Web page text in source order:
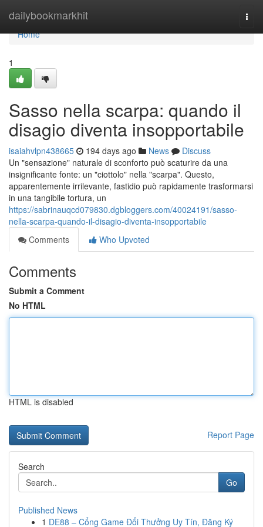
dailybookmarkhit
Home
Home
1
Sasso nella scarpa: quando il
disagio diventa insopportabile
isaiahvlpn438665 194 days ago News
Discuss
Un "sensazione" naturale di sconforto può scaturire da una
insignificante fonte: un "ciottolo" nella "scarpa". Questo,
apparentemente irrilevante, fastidio può rapidamente trasformarsi
in una tangibile tortura, un
https://sabrinauqcd079830.dgbloggers.com/40024191/sasso-
nella-scarpa-quando-il-disagio-diventa-insopportabile
Comments
Who Upvoted
Comments
Submit a Comment
No HTML
HTML is disabled
Report Page
Search
Go
Published News
1 DE88 – Cổng Game Đổi Thưởng Uy Tín, Đăng Ký